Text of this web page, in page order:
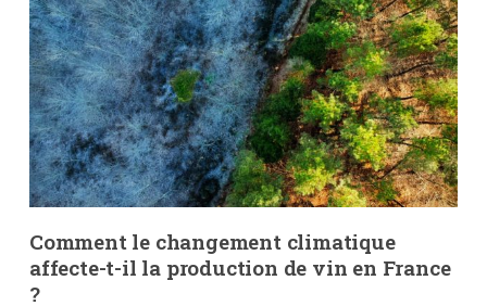
Comment le changement climatique
affecte-t-il la production de vin en France
?